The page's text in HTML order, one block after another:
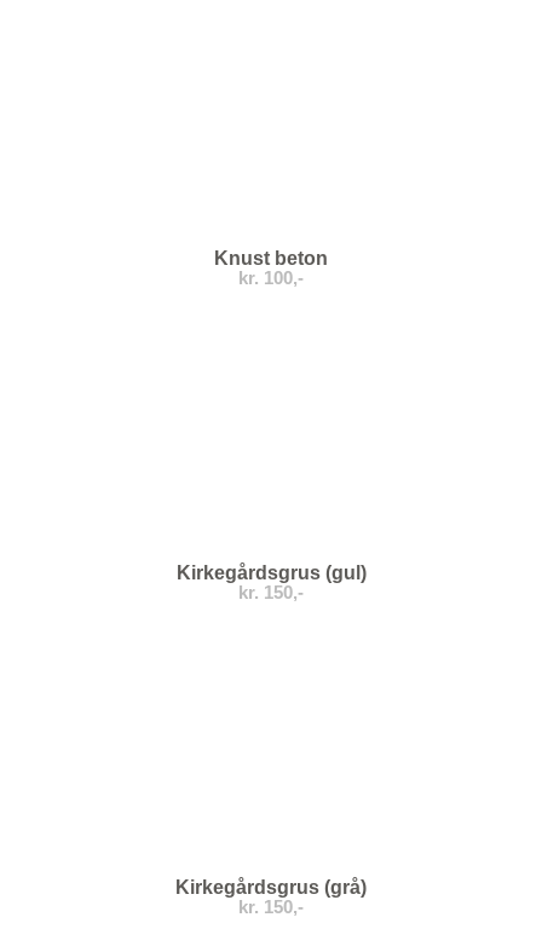
Knust beton
kr. 100,-
Kirkegårdsgrus (gul)
kr. 150,-
Kirkegårdsgrus (grå)
kr. 150,-